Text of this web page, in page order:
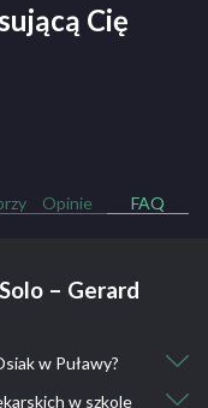
Cię
Opinie FAQ
– Gerard
w Puławy?
w szkole